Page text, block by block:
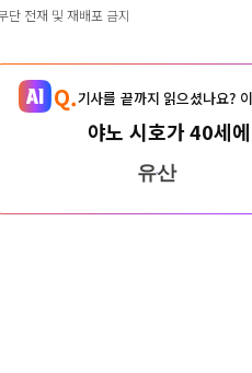
전재 및 재배포 금지
Q.기사를 끝까지 읽으셨나요?
야노 시호가 40세
유산